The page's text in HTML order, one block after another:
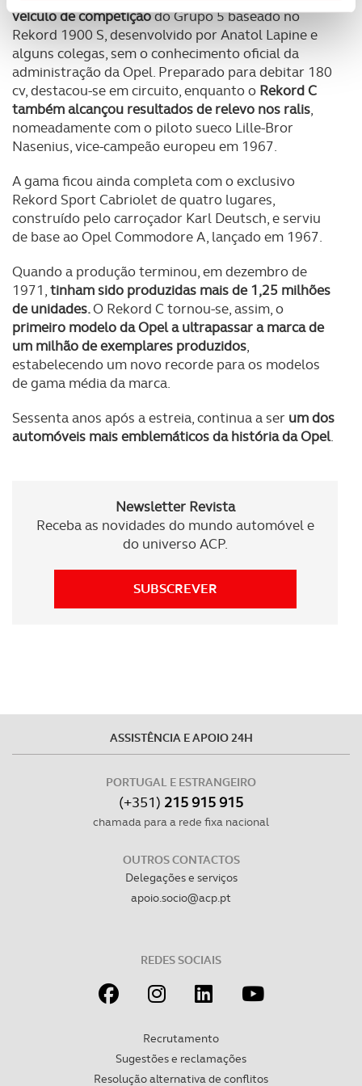
personalizar conteúdos e anúncios, para lhe proporcionar
funcionalidades de redes sociais, bem como para
analisar dados de navegação no nosso website.
Adicionalmente partilhamos informação, relativa à sua
utilização do nosso site de publicidade e de análise, com
parceiros e organizações na UE e em países terceiros.
O ACP garantirá que as transferências internacionais de
dados pessoais serão realizadas apenas com o seu
consentimento e quando tal se afigure estritamente
necessário no contexto dos serviços a prestar.
Realçamos que o bloqueio de certo tipo de Cookies e
tecnologias similares pode ter impacto na sua
experiência de navegação no Website e nos serviços
disponibilizados.
Consulte a política de cookies do site.
veículo de competiçãodo Grupo 5 baseado no
Rekord 1900 S, desenvolvido por Anatol Lapine e
alguns colegas, sem o conhecimento oficial da
administração da Opel. Preparado para debitar 180
cv, destacou-se em circuito, enquanto o Rekord C
também alcançou resultados de relevo nos ralis,
nomeadamente com o piloto sueco Lille-Bror
Nasenius, vice-campeão europeu em 1967.
A gama ficou ainda completa com o exclusivo
Rekord Sport Cabriolet de quatro lugares,
construído pelo carroçador Karl Deutsch, e serviu
de base ao Opel Commodore A, lançado em 1967.
Quando a produção terminou, em dezembro de
1971,tinham sido produzidas mais de 1,25 milhões
de unidades.O Rekord C tornou-se, assim, o
primeiro modelo da Opel a ultrapassar a marca de
um milhão de exemplares produzidos,
estabelecendo um novo recorde para os modelos
de gama média da marca.
Sessenta anos após a estreia, continua a ser um dos
automóveis mais emblemáticos da história da Opel.
Newsletter Revista
Receba as novidades do mundo automóvel e
do universo ACP.
SUBSCREVER
ASSISTÊNCIA E APOIO 24H
PORTUGAL E ESTRANGEIRO
(+351) 215 915 915
chamada para a rede fixa nacional
OUTROS CONTACTOS
Delegações e serviços
apoio.socio@acp.pt
REDES SOCIAIS
Recrutamento
Sugestões e reclamações
Resolução alternativa de conflitos